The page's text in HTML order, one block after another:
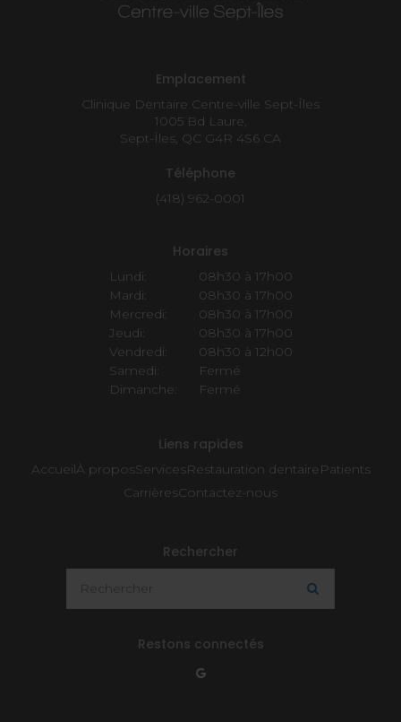
Emplacement
Clinique Dentaire Centre-ville Sept-Îles
1005 Bd Laure
Sept-Îles QC G4R 4S6 CA
Téléphone
(418) 962-0001
Horaires
Lundi:
08h30 à 17h00
Mardi:
08h30 à 17h00
Mercredi:
08h30 à 17h00
Jeudi:
08h30 à 17h00
Vendredi:
08h30 à 12h00
Samedi:
Fermé
Dimanche:
Fermé
Liens rapides
AccueilÀ proposServicesRestauration dentairePatients
CarrièresContactez-nous
Rechercher
Restons connectés